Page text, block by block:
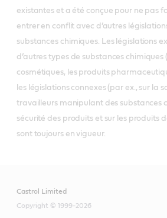
existantes et a été conçue pour ne pas
entrer en conflit avec d’autres
substances chimiques. Les législations
d’autres types de substances chimiques
cosmétiques, les produits
les législations connexes (par ex., sur la
travailleurs manipulant des substances
sécurité des produits et sur les produits
sont toujours en vigueur.
Castrol Limited
Copyright © 1999-2026